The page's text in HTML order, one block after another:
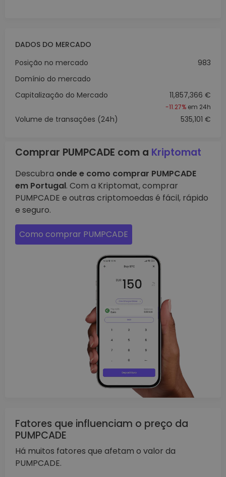
DADOS DO MERCADO
Posição no mercado
983
Domínio do mercado
Capitalização do Mercado
11,857,366 €
-11.27% em 24h
Volume de transações (24h) 535,101 €
Comprar PUMPCADE com a Kriptomat
Descubra onde e como comprar PUMPCADE
em Portugal. Com a Kriptomat, comprar
PUMPCADE e outras criptomoedas é fácil, rápido
e seguro.
Como comprar PUMPCADE
Fatores que influenciam o preço da
PUMPCADE
Há muitos fatores que afetam o valor da
PUMPCADE.